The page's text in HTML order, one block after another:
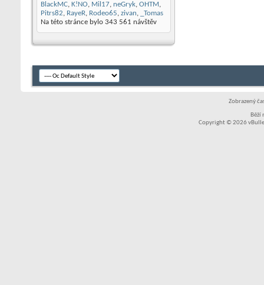
BlackMC, K!NO, Mil17, neGryk, OHTM,
Pitrs82, RayeR, Rodeo65, zivan,
_Tomas
Na této stránce bylo 343 561 návštěv
Zobrazený
Běží
Copyright © 2026